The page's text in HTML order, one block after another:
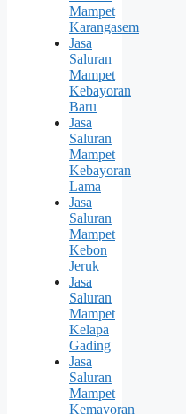
Mampet
Karangasem
Jasa
Saluran
Mampet
Kebayoran
Baru
Jasa
Saluran
Mampet
Kebayoran
Lama
Jasa
Saluran
Mampet
Kebon
Jeruk
Jasa
Saluran
Mampet
Kelapa
Gading
Jasa
Saluran
Mampet
Kemayoran